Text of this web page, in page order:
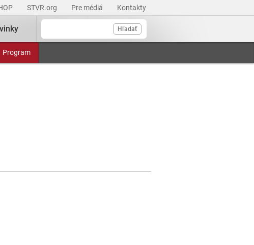
STVR.org Pre médiá Kontakty
Hľadať
Program